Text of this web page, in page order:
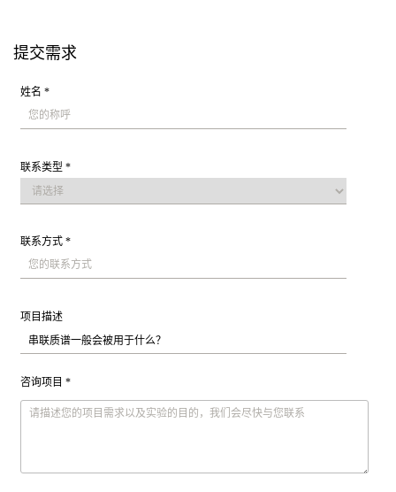
提交需求
姓名 *
联系类型 *
联系方式 *
项目描述
咨询项目 *